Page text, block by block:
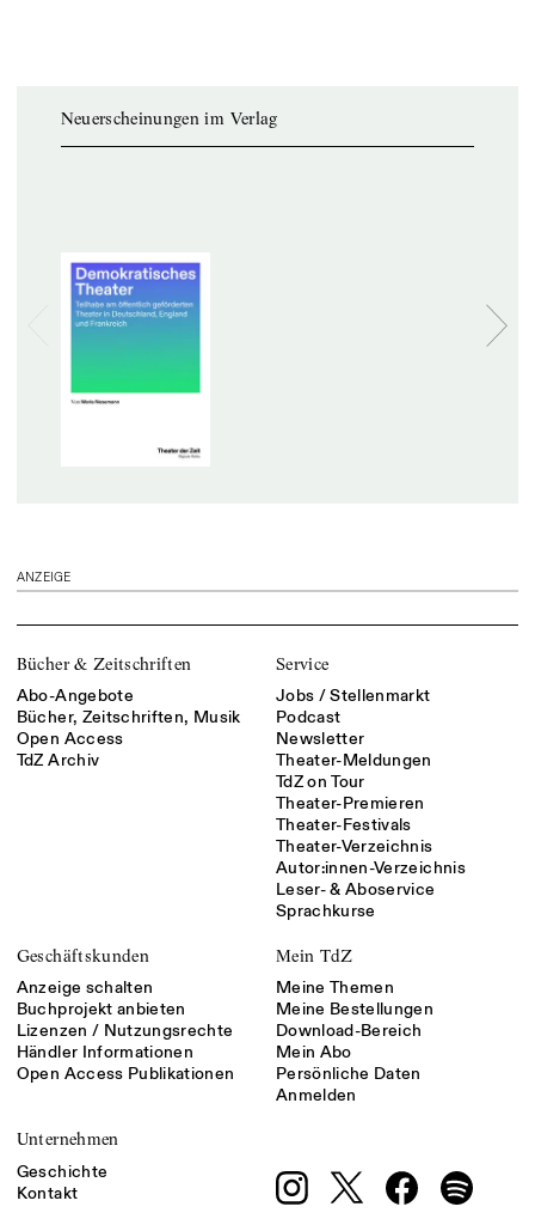
Neuerscheinungen im Verlag
ANZEIGE
Bücher & Zeitschriften
Abo-Angebote
Bücher, Zeitschriften, Musik
Open Access
TdZ Archiv
Service
Jobs / Stellenmarkt
Podcast
Newsletter
Theater-Meldungen
TdZ on Tour
Theater-Premieren
Theater-Festivals
Theater-Verzeichnis
Autor:innen-Verzeichnis
Leser- & Aboservice
Sprachkurse
Geschäftskunden
Anzeige schalten
Buchprojekt anbieten
Lizenzen / Nutzungsrechte
Händler Informationen
Open Access Publikationen
Mein TdZ
Meine Themen
Meine Bestellungen
Download-Bereich
Mein Abo
Persönliche Daten
Anmelden
Unternehmen
Geschichte
Kontakt